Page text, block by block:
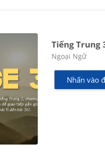
Tiếng Trung
Các loại khóa học
Ngoại Ngữ
Nhấn vào